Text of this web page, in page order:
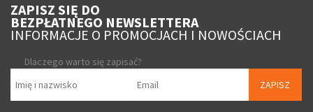
ZAPISZ SIĘ DO
BEZPŁATNEGO NEWSLETTERA
INFORMACJE O PROMOCJACH I NOWOŚCIACH
Dlaczego warto się zapisać?
ZAPISZ